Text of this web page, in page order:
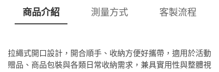
商品介紹 測量方式 客製流程
拉繩式開口設計，開合順手、收納方便好攜帶，適用於活動
贈品、商品包裝與各類日常收納需求，兼具實用性與整體視